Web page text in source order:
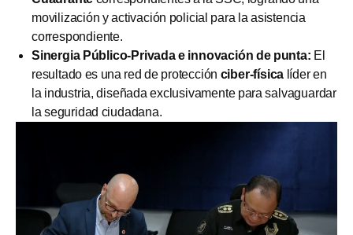
movilización y activación policial para la asistencia
correspondiente.
Sinergia Público-Privada e innovación de punta: El
resultado es una red de protección ciber-física líder en
la industria, diseñada exclusivamente para salvaguardar
la seguridad ciudadana.